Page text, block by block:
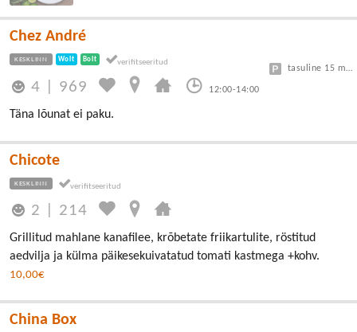
Chez André
KESKLINN Wolt Bolt
4 969 12:00-14:00
tasuline 15 min tasuta, edasi 3€/h
Täna lõunat ei paku.
Chicote
KESKLINN
2 214
Grillitud mahlane kanafilee, krõbetate friikartulite, röstitud
aedvilja ja külma päikesekuivatatud tomati kastmega +kohv.
10,00€
China Box